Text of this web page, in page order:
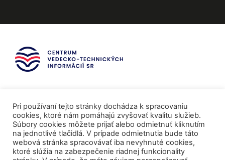
Pri používaní tejto stránky dochádza k spracovaniu
cookies, ktoré nám pomáhajú zvyšovať kvalitu služieb.
Súbory cookies môžete prijať alebo odmietnuť kliknutím
na jednotlivé tlačidlá. V prípade odmietnutia bude táto
webová stránka spracovávať iba nevyhnuté cookies,
ktoré slúžia na zabezpečenie riadnej funkcionality